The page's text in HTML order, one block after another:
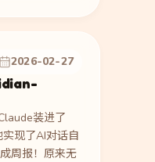
2026-02-27
装进了
现了AI对话自
周报！原来无